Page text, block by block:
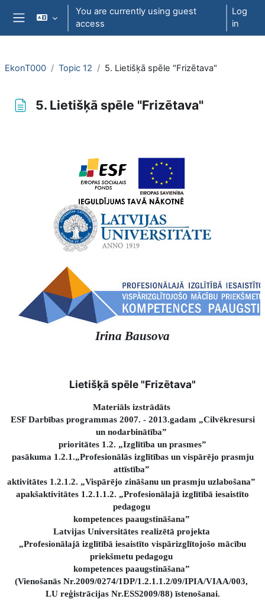
Skip to main content
You are currently using guest
access
Log
in
EkonT000 Topic 12 5. Lietišķā spēle "Frizētava"
5. Lietišķā spēle "Frizētava"
Irina Bausova
Lietišķā spēle "Frizētava"
Materiāls izstrādāts
ESF Darbības programmas 2007. - 2013.gadam „Cilvēkresursi
un nodarbinātība”
prioritātes 1.2. „Izglītība un prasmes”
pasākuma 1.2.1.„Profesionālās izglītības un vispārējo prasmju
attīstība”
aktivitātes 1.2.1.2. „Vispārējo zināšanu un prasmju uzlabošana”
apakšaktivitātes 1.2.1.1.2. „Profesionālajā izglītībā iesaistīto
pedagogu
kompetences paaugstināšana”
Latvijas Universitātes realizētā projekta
„Profesionālajā izglītībā iesaistīto vispārizglītojošo mācību
priekšmetu pedagogu
kompetences paaugstināšana”
(Vienošanās Nr.2009/0274/1DP/1.2.1.1.2/09/IPIA/VIAA/003,
LU reģistrācijas Nr.ESS2009/88) īstenošanai.